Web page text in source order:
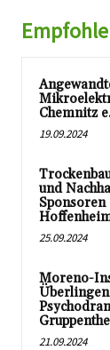
Chemnitz
19.09.2024
und
Sponsoren
25.09.2024
Moreno-
21.09.2024